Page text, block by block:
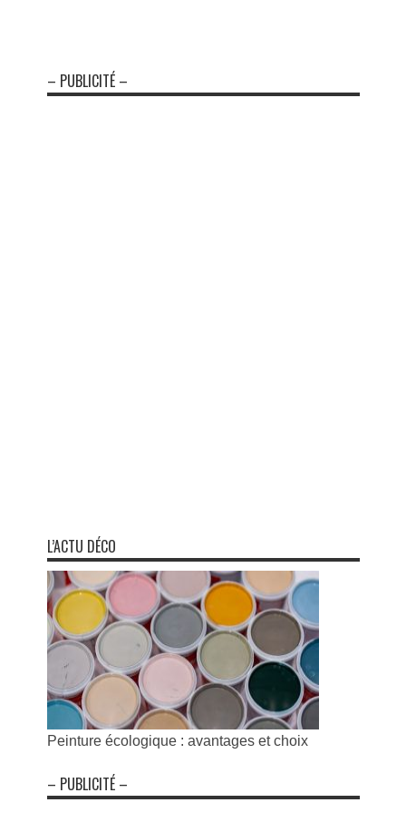
– PUBLICITÉ –
L’ACTU DÉCO
Peinture écologique : avantages et choix
– PUBLICITÉ –